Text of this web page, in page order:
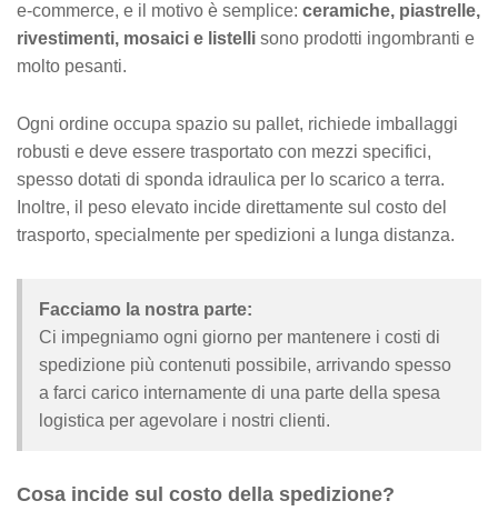
e-commerce, e il motivo è semplice: ceramiche, piastrelle,
rivestimenti, mosaici e listelli sono prodotti ingombranti e
molto pesanti.
Ogni ordine occupa spazio su pallet, richiede imballaggi
robusti e deve essere trasportato con mezzi specifici,
spesso dotati di sponda idraulica per lo scarico a terra.
Inoltre, il peso elevato incide direttamente sul costo del
trasporto, specialmente per spedizioni a lunga distanza.
Facciamo la nostra parte:
Ci impegniamo ogni giorno per mantenere i costi di
spedizione più contenuti possibile, arrivando spesso
a farci carico internamente di una parte della spesa
logistica per agevolare i nostri clienti.
Cosa incide sul costo della spedizione?